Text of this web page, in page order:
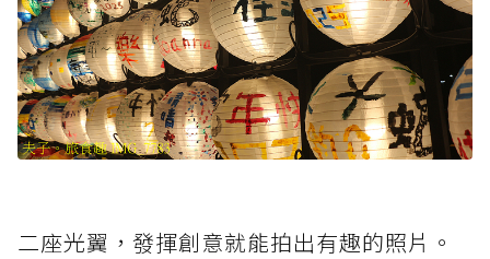
二座光翼，發揮創意就能拍出有趣的照片。